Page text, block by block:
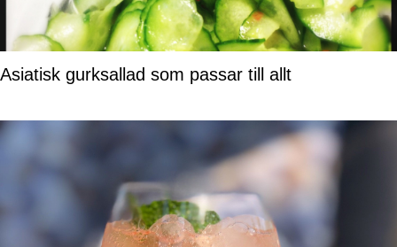
Asiatisk gurksallad som passar till allt